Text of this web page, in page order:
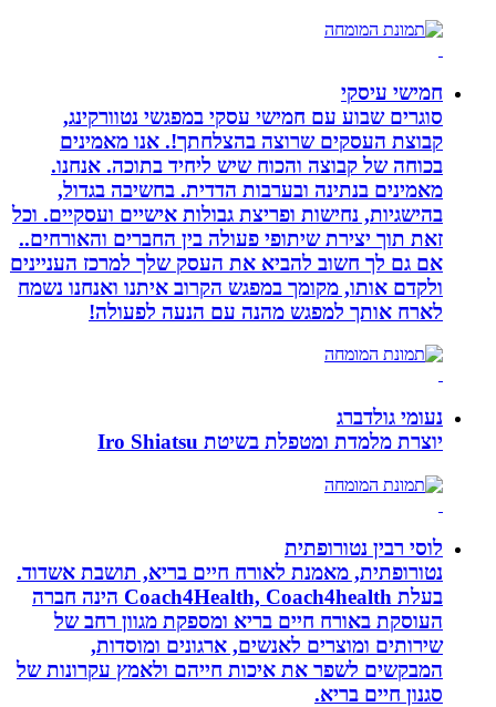
חמישי עיסקי
סוגרים שבוע עם חמישי עסקי במפגשי נטוורקינג,
קבוצת העסקים שרוצה בהצלחתך!. אנו מאמינים
בכוחה של קבוצה והכוח שיש ליחיד בתוכה. אנחנו.
מאמינים בנתינה ובערבות הדדית. בחשיבה בגדול,
בהישגיות, נחישות ופריצת גבולות אישיים ועסקיים. וכל
זאת תוך יצירת שיתופי פעולה בין החברים והאורחים..
אם גם לך חשוב להביא את העסק שלך למרכז העניינים
ולקדם אותו, מקומך במפגש הקרוב איתנו ואנחנו נשמח
לארח אותך למפגש מהנה עם הנעה לפעולה!
נעומי גולדברג
יוצרת מלמדת ומטפלת בשיטת Iro Shiatsu
לוסי רבין נטורופתית
נטורופתית, מאמנת לאורח חיים בריא, תושבת אשדוד.
בעלת Coach4Health, Coach4health הינה חברה
העוסקת באורח חיים בריא ומספקת מגוון רחב של
שירותים ומוצרים לאנשים, ארגונים ומוסדות,
המבקשים לשפר את איכות חייהם ולאמץ עקרונות של
סגנון חיים בריא.